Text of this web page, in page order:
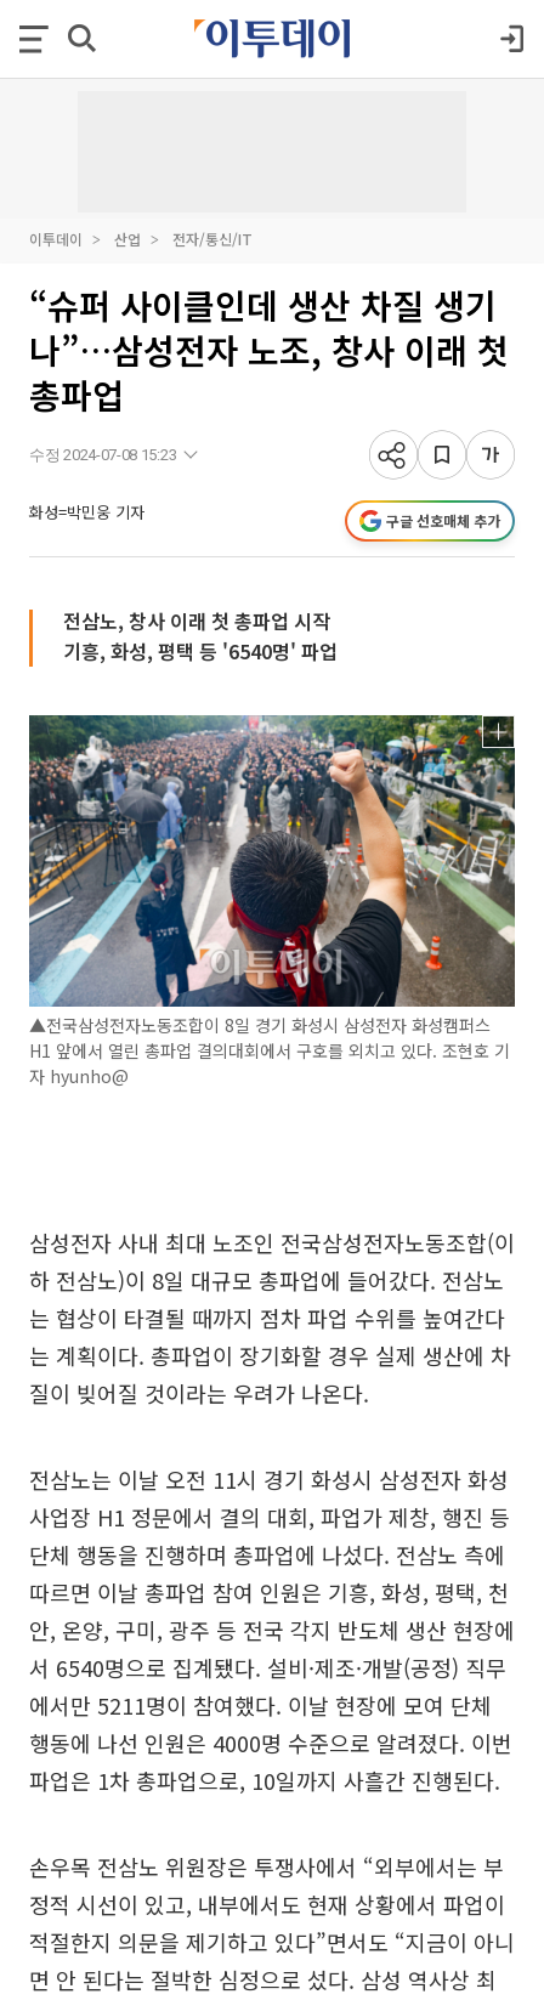
이투데이 산업 전자/통신/IT
“슈퍼 사이클인데 생산 차질 생기
나”…삼성전자 노조, 창사 이래 첫
총파업
수정 2024-07-08 15:23
화성=박민웅 기자 구글 선호매체 추가
전삼노, 창사 이래 첫 총파업 시작
기흥, 화성, 평택 등 '6540명' 파업
▲전국삼성전자노동조합이 8일 경기 화성시 삼성전자 화성캠퍼스
H1 앞에서 열린 총파업 결의대회에서 구호를 외치고 있다. 조현호 기
자 hyunho@
삼성전자 사내 최대 노조인 전국삼성전자노동조합(이
하 전삼노)이 8일 대규모 총파업에 들어갔다. 전삼노
는 협상이 타결될 때까지 점차 파업 수위를 높여간다
는 계획이다. 총파업이 장기화할 경우 실제 생산에 차
질이 빚어질 것이라는 우려가 나온다.
전삼노는 이날 오전 11시 경기 화성시 삼성전자 화성
사업장 H1 정문에서 결의 대회, 파업가 제창, 행진 등
단체 행동을 진행하며 총파업에 나섰다. 전삼노 측에
따르면 이날 총파업 참여 인원은 기흥, 화성, 평택, 천
안, 온양, 구미, 광주 등 전국 각지 반도체 생산 현장에
서 6540명으로 집계됐다. 설비·제조·개발(공정) 직무
에서만 5211명이 참여했다. 이날 현장에 모여 단체
행동에 나선 인원은 4000명 수준으로 알려졌다. 이번
파업은 1차 총파업으로, 10일까지 사흘간 진행된다.
손우목 전삼노 위원장은 투쟁사에서 “외부에서는 부
정적 시선이 있고, 내부에서도 현재 상황에서 파업이
적절한지 의문을 제기하고 있다”면서도 “지금이 아니
면 안 된다는 절박한 심정으로 섰다. 삼성 역사상 최